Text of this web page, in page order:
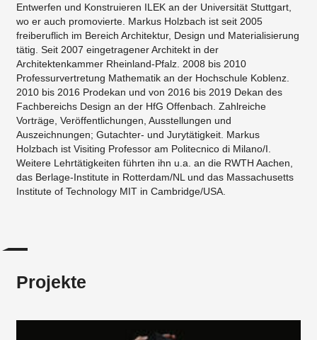
Entwerfen und Konstruieren ILEK an der Universität Stuttgart,
wo er auch promovierte. Markus Holzbach ist seit 2005
freiberuflich im Bereich Architektur, Design und Materialisierung
tätig. Seit 2007 eingetragener Architekt in der
Architektenkammer Rheinland-Pfalz. 2008 bis 2010
Professurvertretung Mathematik an der Hochschule Koblenz.
2010 bis 2016 Prodekan und von 2016 bis 2019 Dekan des
Fachbereichs Design an der HfG Offenbach. Zahlreiche
Vorträge, Veröffentlichungen, Ausstellungen und
Auszeichnungen; Gutachter- und Jurytätigkeit. Markus
Holzbach ist Visiting Professor am Politecnico di Milano/I.
Weitere Lehrtätigkeiten führten ihn u.a. an die RWTH Aachen,
das Berlage-Institute in Rotterdam/NL und das Massachusetts
Institute of Technology MIT in Cambridge/USA.
Projekte